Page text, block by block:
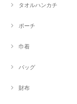
タオルハンカチ
ポーチ
巾着
バッグ
財布